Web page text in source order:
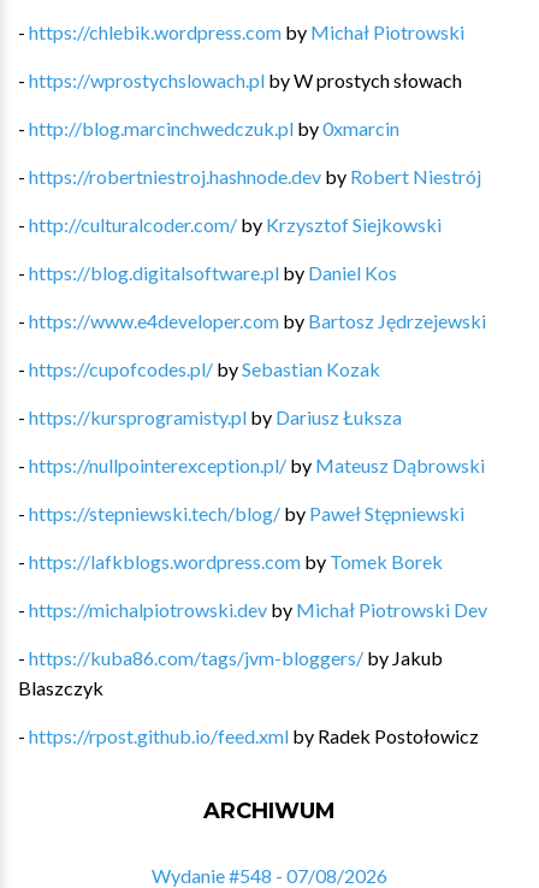
- https://chlebik.wordpress.com by Michał Piotrowski
- https://wprostychslowach.pl byW prostych słowach
- http://blog.marcinchwedczuk.pl by0xmarcin
- https://robertniestroj.hashnode.dev by Robert Niestrój
- http://culturalcoder.com/ by Krzysztof Siejkowski
- https://blog.digitalsoftware.pl by Daniel Kos
- https://www.e4developer.com by Bartosz Jędrzejewski
- https://cupofcodes.pl/ bySebastian Kozak
- https://kursprogramisty.pl by Dariusz Łuksza
- https://nullpointerexception.pl/ by Mateusz Dąbrowski
- https://stepniewski.tech/blog/ by Paweł Stępniewski
- https://lafkblogs.wordpress.com by Tomek Borek
- https://michalpiotrowski.dev by Michał Piotrowski Dev
- https://kuba86.com/tags/jvm-bloggers/ by Jakub
Blaszczyk
- https://rpost.github.io/feed.xml by Radek Postołowicz
ARCHIWUM
Wydanie #548 - 07/08/2026